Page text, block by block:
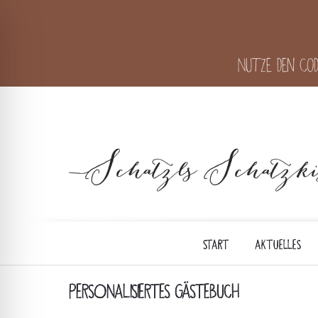
Nutze den
START AKTUELLES
PERSONALISIERTES GÄSTEBUCH